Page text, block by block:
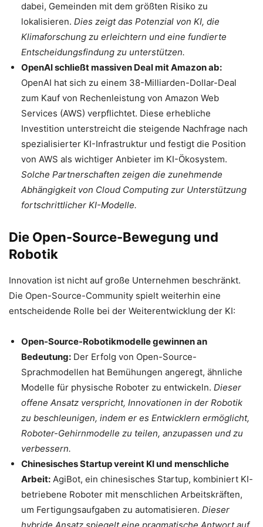
dabei, Gemeinden mit dem größten Risiko zu
lokalisieren. Dies zeigt das Potenzial von KI, die
Klimaforschung zu erleichtern und eine fundierte
Entscheidungsfindung zu unterstützen.
OpenAI schließt massiven Deal mit Amazon ab:
OpenAI hat sich zu einem 38-Milliarden-Dollar-Deal
zum Kauf von Rechenleistung von Amazon Web
Services (AWS) verpflichtet. Diese erhebliche
Investition unterstreicht die steigende Nachfrage nach
spezialisierter KI-Infrastruktur und festigt die Position
von AWS als wichtiger Anbieter im KI-Ökosystem.
Solche Partnerschaften zeigen die zunehmende
Abhängigkeit von Cloud Computing zur Unterstützung
fortschrittlicher KI-Modelle.
Die Open-Source-Bewegung und
Robotik
Innovation ist nicht auf große Unternehmen beschränkt.
Die Open-Source-Community spielt weiterhin eine
entscheidende Rolle bei der Weiterentwicklung der KI:
Open-Source-Robotikmodelle gewinnen an
Bedeutung: Der Erfolg von Open-Source-
Sprachmodellen hat Bemühungen angeregt, ähnliche
Modelle für physische Roboter zu entwickeln. Dieser
offene Ansatz verspricht, Innovationen in der Robotik
zu beschleunigen, indem er es Entwicklern ermöglicht,
Roboter-Gehirnmodelle zu teilen, anzupassen und zu
verbessern.
Chinesisches Startup vereint KI und menschliche
Arbeit: AgiBot, ein chinesisches Startup, kombiniert KI-
betriebene Roboter mit menschlichen Arbeitskräften,
um Fertigungsaufgaben zu automatisieren. Dieser